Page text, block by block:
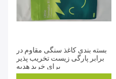
بسته بندی کاغذ سنگی مقاوم در
برابر پارگی زیست تخریب پذیر
برای خرید هدیه